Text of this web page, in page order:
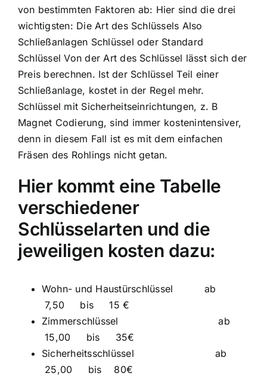
von bestimmten Faktoren ab: Hier sind die drei
wichtigsten: Die Art des Schlüssels Also
Schließanlagen Schlüssel oder Standard
Schlüssel Von der Art des Schlüssel lässt sich der
Preis berechnen. Ist der Schlüssel Teil einer
Schließanlage, kostet in der Regel mehr.
Schlüssel mit Sicherheitseinrichtungen, z. B
Magnet Codierung, sind immer kostenintensiver,
denn in diesem Fall ist es mit dem einfachen
Fräsen des Rohlings nicht getan.
Hier kommt eine Tabelle
verschiedener
Schlüsselarten und die
jeweiligen kosten dazu:
Wohn- und Haustürschlüssel ab
7,50 bis 15 €
Zimmerschlüssel ab
15,00 bis 35€
Sicherheitsschlüssel ab
25,00 bis 80€